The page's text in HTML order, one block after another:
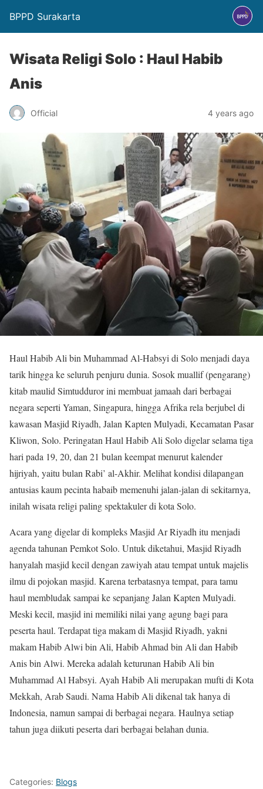
BPPD Surakarta
Wisata Religi Solo : Haul Habib
Anis
Official 4 years ago
Haul Habib Ali bin Muhammad Al-Habsyi di Solo menjadi daya
tarik hingga ke seluruh penjuru dunia. Sosok muallif (pengarang)
kitab maulid Simtudduror ini membuat jamaah dari berbagai
negara seperti Yaman, Singapura, hingga Afrika rela berjubel di
kawasan Masjid Riyadh, Jalan Kapten Mulyadi, Kecamatan Pasar
Kliwon, Solo. Peringatan Haul Habib Ali Solo digelar selama tiga
hari pada 19, 20, dan 21 bulan keempat menurut kalender
hijriyah, yaitu bulan Rabi’ al-Akhir. Melihat kondisi dilapangan
antusias kaum pecinta habaib memenuhi jalan-jalan di sekitarnya,
inilah wisata religi paling spektakuler di kota Solo.
Acara yang digelar di kompleks Masjid Ar Riyadh itu menjadi
agenda tahunan Pemkot Solo. Untuk diketahui, Masjid Riyadh
hanyalah masjid kecil dengan zawiyah atau tempat untuk majelis
ilmu di pojokan masjid. Karena terbatasnya tempat, para tamu
haul membludak sampai ke sepanjang Jalan Kapten Mulyadi.
Meski kecil, masjid ini memiliki nilai yang agung bagi para
peserta haul. Terdapat tiga makam di Masjid Riyadh, yakni
makam Habib Alwi bin Ali, Habib Ahmad bin Ali dan Habib
Anis bin Alwi. Mereka adalah keturunan Habib Ali bin
Muhammad Al Habsyi. Ayah Habib Ali merupakan mufti di Kota
Mekkah, Arab Saudi. Nama Habib Ali dikenal tak hanya di
Indonesia, namun sampai di berbagai negara. Haulnya setiap
tahun juga diikuti peserta dari berbagai belahan dunia.
Categories: Blogs